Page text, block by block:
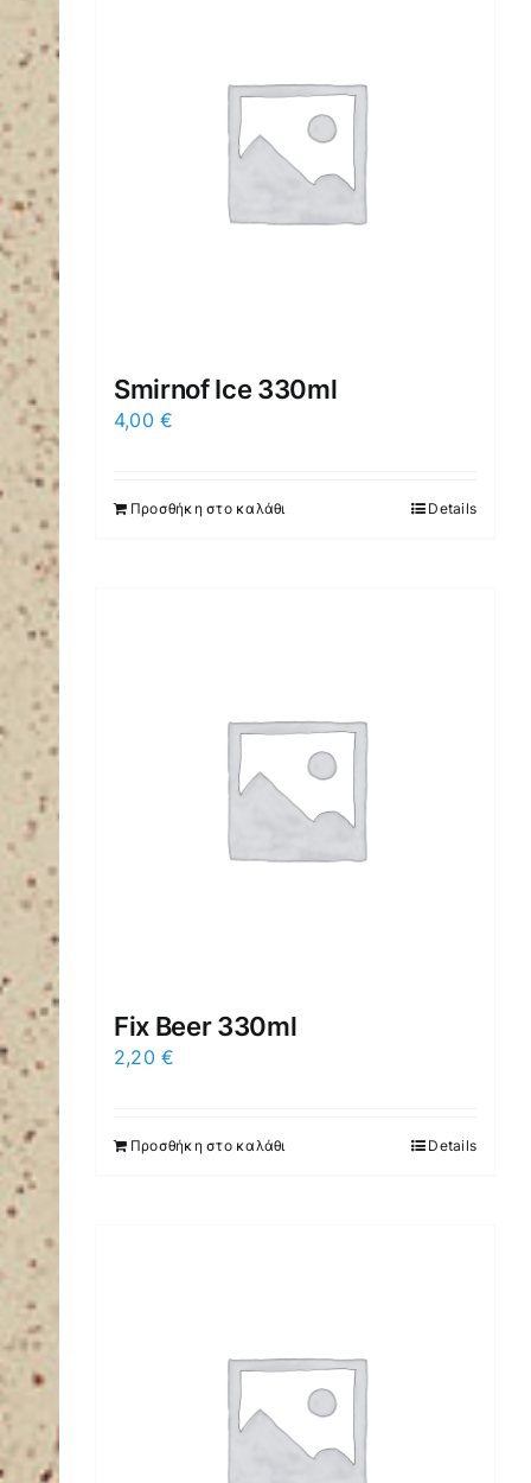
Smirnof Ice 330ml
4,00€
Προσθήκη στο καλάθι Details
Fix Beer 330ml
2,20€
Προσθήκη στο καλάθι Details